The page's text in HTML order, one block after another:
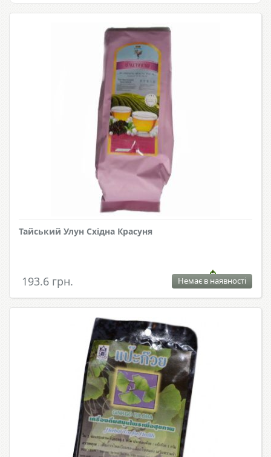
Тайський Улун Східна Красуня
193.6 грн. Немає в наявності